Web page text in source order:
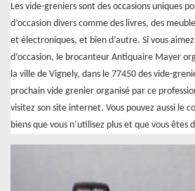
Les vide-greniers sont des occasions uniques
d’occasion divers comme des livres, des
et électroniques, et bien d’autre. Si vous
d’occasion, le brocanteur Antiquaire Mayer
la ville de Vignely, dans le 77450 des vide-
prochain vide grenier organisé par ce
visitez son site internet. Vous pouvez aussi le
biens que vous n’utilisez plus et que vous êtes